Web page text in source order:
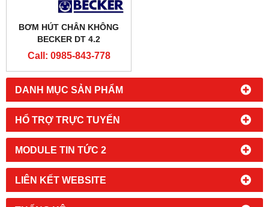
DANH MỤC SẢN PHẨM
HỔ TRỢ TRỰC TUYẾN
MODULE TIN TỨC 2
LIÊN KẾT WEBSITE
BƠM HÚT CHÂN KHÔNG
BECKER DT 4.2
Call: 0985-843-778